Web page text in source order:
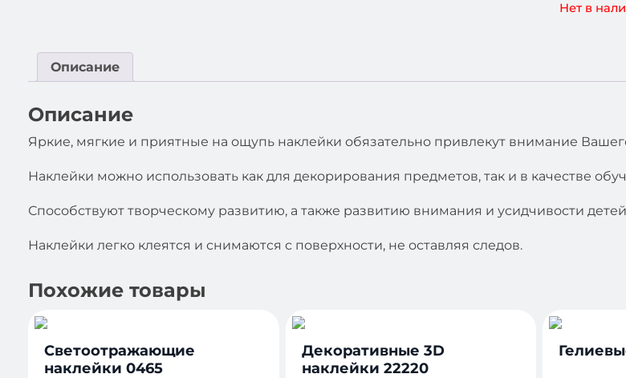
Нет в
Описание
Описание
Яркие, мягкие и приятные на ощупь наклейки обязательно привлекут внимание
Наклейки можно использовать как для декорирования предметов, так и в качестве
Способствуют творческому развитию, а также развитию внимания и усидчивости
Наклейки легко клеятся и снимаются с поверхности, не оставляя следов.
Похожие товары
Светоотражающие
наклейки 0465
Декоративные 3D
наклейки 22220